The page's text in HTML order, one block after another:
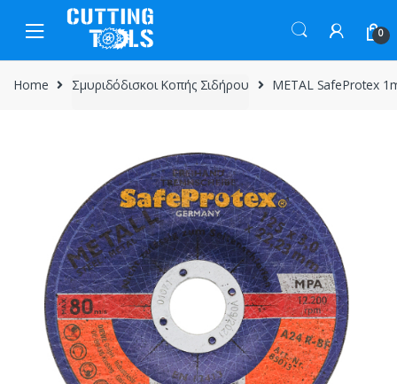
0
Home Σμυριδόδισκοι Κοπής Σιδήρου METAL SafeProtex